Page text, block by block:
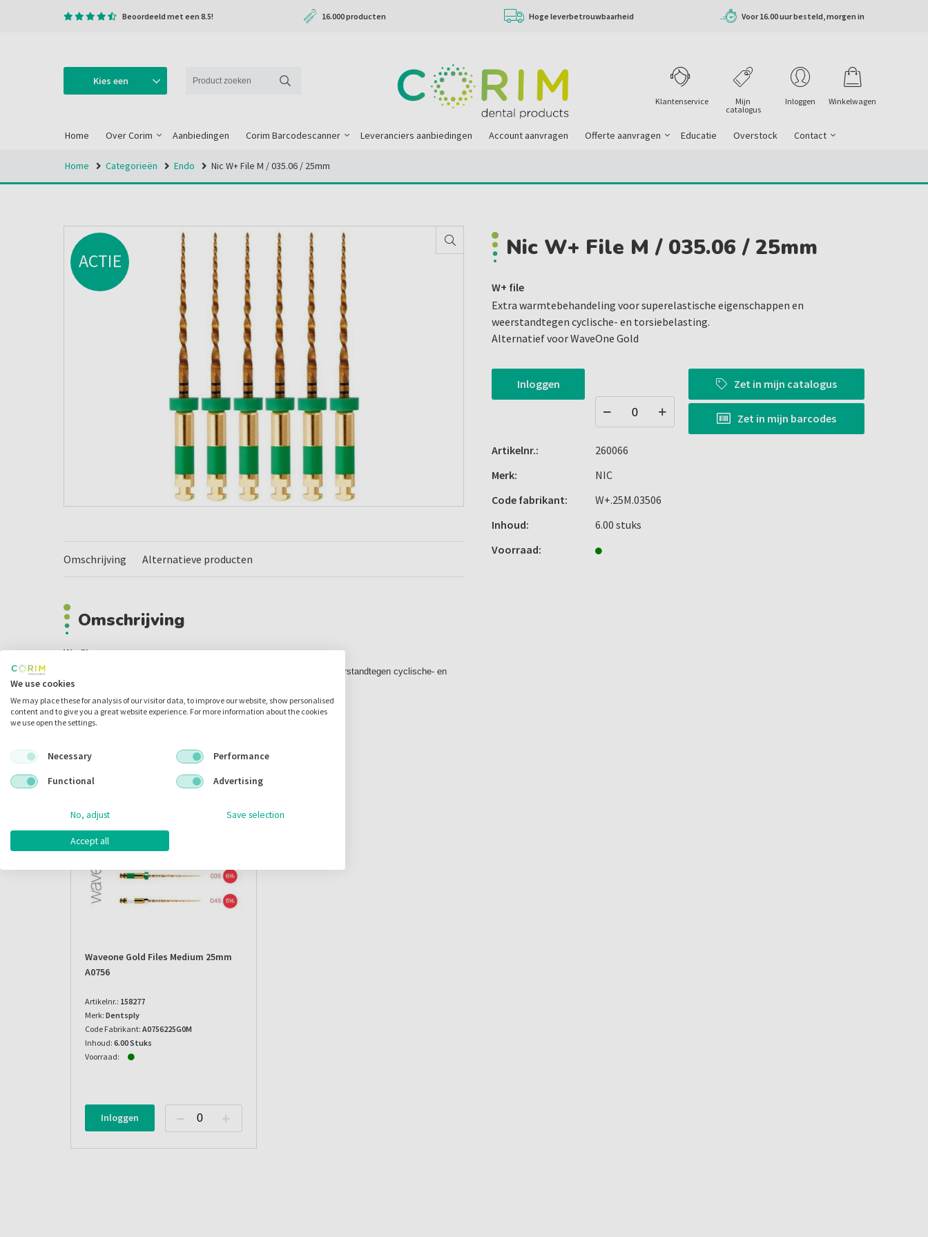
Beoordeeld met een 8.5! 16.000 producten Hoge leverbetrouwbaarheid Voor 16.00 uur besteld, morgen in
Kies een
Winkelwagen
Inloggen
Mijn
catalogus
Klantenservice
Home Over Corim Aanbiedingen Corim Barcodescanner Leveranciers aanbiedingen Account aanvragen Offerte aanvragen Educatie Overstock Contact
Home Categorieën Endo Nic W+ File M / 035.06 / 25mm
ACTIE
Omschrijving Alternatieve producten
Omschrijving
W+ file
Extra warmtebehandeling voor superelastische eigenschappen en weerstandtegen cyclische- en
torsiebelasting.
Alternatief voor WaveOne Gold
Nic W+ File M / 035.06 / 25mm
W+ file
Extra warmtebehandeling voor superelastische eigenschappen en
weerstandtegen cyclische- en torsiebelasting.
Alternatief voor WaveOne Gold
Inloggen Zet in mijn catalogus
Zet in mijn barcodes
Artikelnr.:
260066
Merk:
NIC
Code fabrikant:
W+.25M.03506
Inhoud:
6.00 stuks
Voorraad:
Alternatieve producten
ACTIE
Waveone Gold Files Medium 25mm
A0756
Artikelnr.: 158277
Merk: Dentsply
Code Fabrikant: A0756225G0M
Inhoud: 6.00 Stuks
Voorraad:
Inloggen
We use cookies
We may place these for analysis of our visitor data, to improve our website, show personalised
content and to give you a great website experience. For more information about the cookies
we use open the settings.
Necessary
Performance
Functional
Advertising
No, adjust Save selection
Accept all